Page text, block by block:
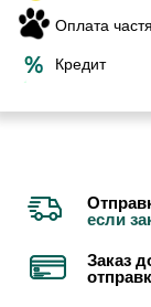
Оплата
Кредит
если
Заказ